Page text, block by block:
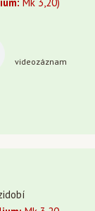
videozáznam